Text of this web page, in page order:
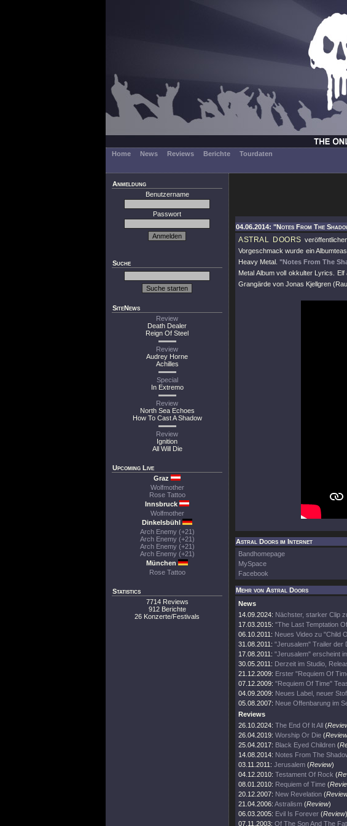
Home News Reviews Berichte
Tourdaten
Anmeldung
Benutzername
Passwort
Suche
SiteNews
Review
Death Dealer
Reign Of Steel
Review
Audrey Horne
Achilles
Special
In Extremo
Review
North Sea Echoes
How To Cast A Shadow
Review
Ignition
All Will Die
Upcoming Live
Graz
Wolfmother
Rose Tattoo
Innsbruck
Wolfmother
Dinkelsbühl
Arch Enemy (+21)
Arch Enemy (+21)
Arch Enemy (+21)
Arch Enemy (+21)
München
Rose Tattoo
Statistics
7714 Reviews
912 Berichte
26 Konzerte/Festivals
04.06.2014: "Notes From The
ASTRAL DOORS
Vorgeschmack wurde ein
Heavy Metal. "Notes From The
Metal Album voll okkulter Lyrics.
Grangärde von Jonas Kjellgren
Astral Doors im Internet
Bandhomepage
MySpace
Facebook
Mehr von Astral Doors
News
14.09.2024: Nächster, starker Clip
17.03.2015: "The Last Temptation
06.10.2011: Neues Video zu "Child
31.08.2011: "Jerusalem" Trailer der
17.08.2011: "Jerusalem" erscheint
30.05.2011: Derzeit im Studio,
21.12.2009: Erster "Requiem Of
07.12.2009: "Requiem Of Time"
04.09.2009: Neues Label, neuer
05.08.2007: Neue Offenbarung im
Reviews
26.10.2024: The End Of It All (
26.04.2019: Worship Or Die (Review
25.04.2017: Black Eyed Children (
14.08.2014: Notes From The
03.11.2011: Jerusalem (Review)
04.12.2010: Testament Of Rock (
08.01.2010: Requiem of Time (
20.12.2007: New Revelation (
21.04.2006: Astralism (Review)
06.03.2005: Evil Is Forever (Review)
07.11.2003: Of The Son And The